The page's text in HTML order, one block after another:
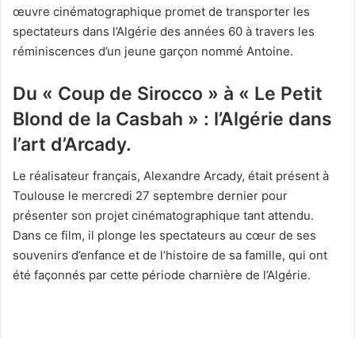
œuvre cinématographique promet de transporter les
spectateurs dans l’Algérie des années 60 à travers les
réminiscences d’un jeune garçon nommé Antoine.
Du « Coup de Sirocco » à « Le Petit
Blond de la Casbah » : l’Algérie dans
l’art d’Arcady.
Le réalisateur français, Alexandre Arcady, était présent à
Toulouse le mercredi 27 septembre dernier pour
présenter son projet cinématographique tant attendu.
Dans ce film, il plonge les spectateurs au cœur de ses
souvenirs d’enfance et de l’histoire de sa famille, qui ont
été façonnés par cette période charnière de l’Algérie.